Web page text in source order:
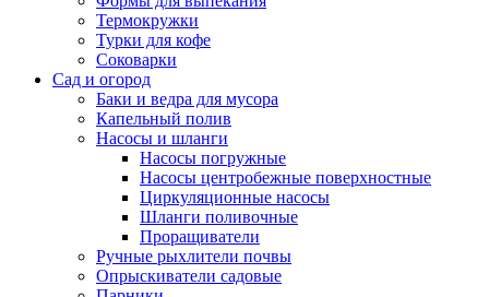
Термокружки
Турки для кофе
Соковарки
Сад и огород
Баки и ведра для мусора
Капельный полив
Насосы и шланги
Насосы погружные
Насосы центробежные поверхностные
Циркуляционные насосы
Шланги поливочные
Проращиватели
Ручные рыхлители почвы
Опрыскиватели садовые